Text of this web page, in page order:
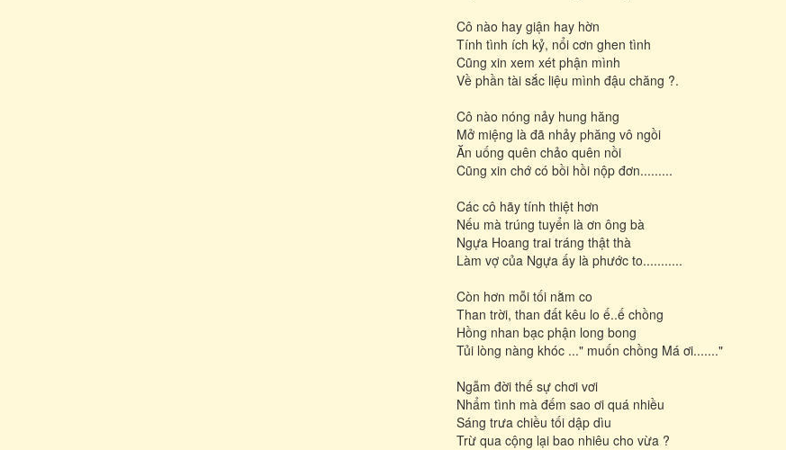
Cô nào hay giận hay hờn
Tính tình ích kỷ, nổi cơn ghen tình
Cũng xin xem xét phận mình
Về phần tài sắc liệu mình đậu chăng ?.
Cô nào nóng nảy hung hăng
Mở miệng là đã nhảy phăng vô ngồi
Ăn uống quên chảo quên nồi
Cũng xin chớ có bồi hồi nộp đơn.........
Các cô hãy tính thiệt hơn
Nếu mà trúng tuyển là ơn ông bà
Ngựa Hoang trai tráng thật thà
Làm vợ của Ngựa ấy là phước to...........
Còn hơn mỗi tối nằm co
Than trời, than đất kêu lo ế..ế chồng
Hồng nhan bạc phận long bong
Tủi lòng nàng khóc ..." muốn chồng Má ơi......."
Ngẫm đời thế sự chơi vơi
Nhẩm tình mà đếm sao ơi quá nhiều
Sáng trưa chiều tối dập dìu
Trừ qua cộng lại bao nhiêu cho vừa ?